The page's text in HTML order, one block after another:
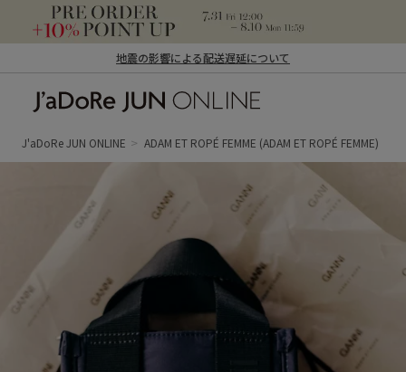
地震の影響による配送遅延について
ン オンライン）
J'aDoRe JUN ONLINE ADAM ET ROPÉ FEMME (ADAM ET ROPÉ FEMME)